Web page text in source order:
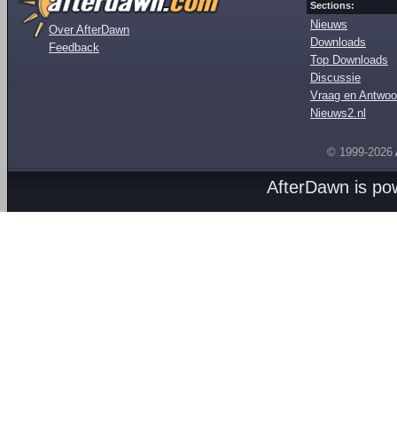
Over AfterDawn
Feedback
Sections:
Nieuws
Downloads
Top Downloads
Discussie
Vraag en
Nieuws2.nl
© 1999-2026
AfterDawn is